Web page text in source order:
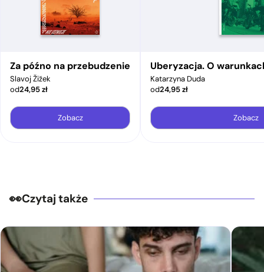
Za późno na przebudzenie
Slavoj Žižek
od24,95zł
Zobacz
Uberyzacja. O
Katarzyna Duda
od24,95zł
Zobacz
Czytaj także